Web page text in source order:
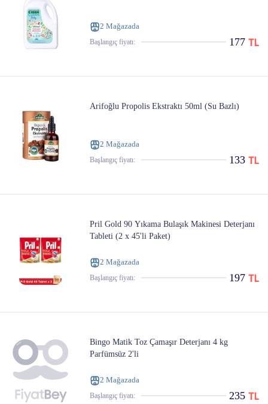
2 Mağazada
Başlangıç ​​fiyatı: 177
Arifoğlu Propolis Ekstraktı 50ml (Su Bazlı)
2 Mağazada
Başlangıç ​​fiyatı: 133
Pril Gold 90 Yıkama Bulaşık Makinesi Deterjanı
Tableti (2 x 45'li Paket)
2 Mağazada
Başlangıç ​​fiyatı: 197
Bingo Matik Toz Çamaşır Deterjanı 4 kg
Parfümsüz 2'li
2 Mağazada
Başlangıç ​​fiyatı: 235